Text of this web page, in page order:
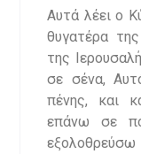
Αυτά λέει ο
θυγατέρα
της
σε σένα,
πένης, και
επάνω σε